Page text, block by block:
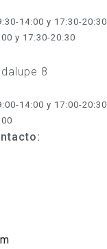
14:00 y 17:30-20:30
y 17:30-20:30
8
14:00 y 17:00-20:30